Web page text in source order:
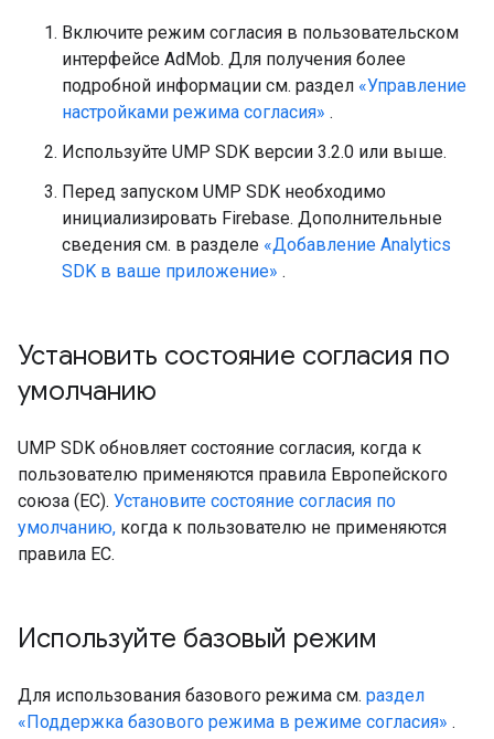
Включите режим согласия в пользовательском
интерфейсе AdMob. Для получения более
подробной информации см. раздел «Управление
настройками режима согласия» .
Используйте UMP SDK версии 3.2.0 или выше.
Перед запуском UMP SDK необходимо
инициализировать Firebase. Дополнительные
сведения см. в разделе «Добавление Analytics
SDK в ваше приложение» .
Установить состояние согласия по
умолчанию
UMP SDK обновляет состояние согласия, когда к
пользователю применяются правила Европейского
союза (ЕС). Установите состояние согласия по
умолчанию, когда к пользователю не применяются
правила ЕС.
Используйте базовый режим
Для использования базового режима см. раздел
«Поддержка базового режима в режиме согласия» .